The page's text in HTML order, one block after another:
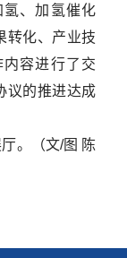
、加氢催化
转化、产业技
容进行了交
议的推进达成
。（文/图 陈